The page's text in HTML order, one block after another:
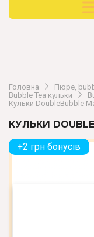
Головна
Пюре,
Bubble Tea кульки
Кульки DoubleBubble
КУЛЬКИ
+2 грн бонусів